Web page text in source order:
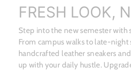
FRESH LOOK,
Step into the new semester with
From campus walks to late-night
handcrafted leather sneakers
up with your daily hustle.